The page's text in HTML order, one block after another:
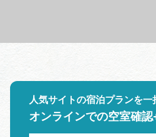
人気サイトの宿泊プランを一
オンラインでの空室確認